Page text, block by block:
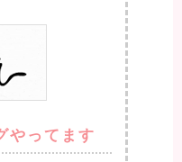
やってます